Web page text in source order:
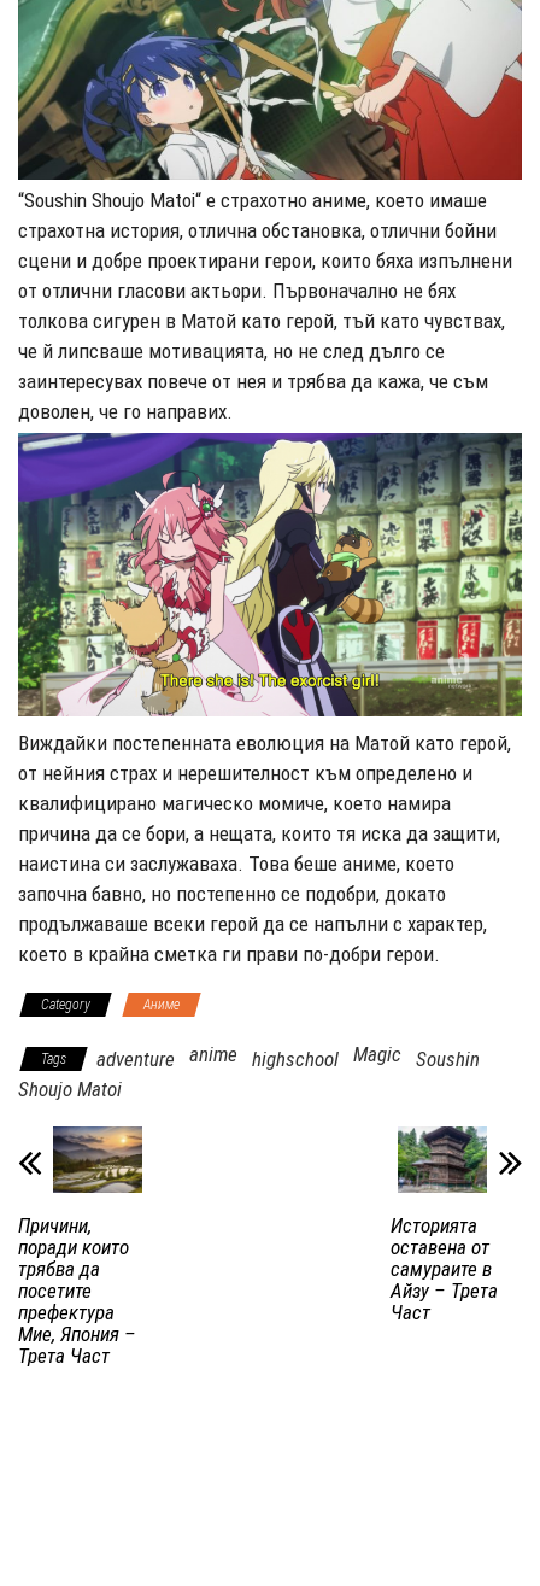
“Soushin Shoujo Matoi“ е страхотно аниме, което имаше
страхотна история, отлична обстановка, отлични бойни
сцени и добре проектирани герои, които бяха изпълнени
от отлични гласови актьори. Първоначално не бях
толкова сигурен в Матой като герой, тъй като чувствах,
че й липсваше мотивацията, но не след дълго се
заинтересувах повече от нея и трябва да кажа, че съм
доволен, че го направих.
Виждайки постепенната еволюция на Матой като герой,
от нейния страх и нерешителност към определено и
квалифицирано магическо момиче, което намира
причина да се бори, а нещата, които тя иска да защити,
наистина си заслужаваха. Това беше аниме, което
започна бавно, но постепенно се подобри, докато
продължаваше всеки герой да се напълни с характер,
което в крайна сметка ги прави по-добри герои.
Category Аниме
Tags adventure anime highschool Magic Soushin
Shoujo Matoi
Причини,
поради които
трябва да
посетите
префектура
Мие, Япония –
Трета Част
Историята
оставена от
самураите в
Айзу – Трета
Част